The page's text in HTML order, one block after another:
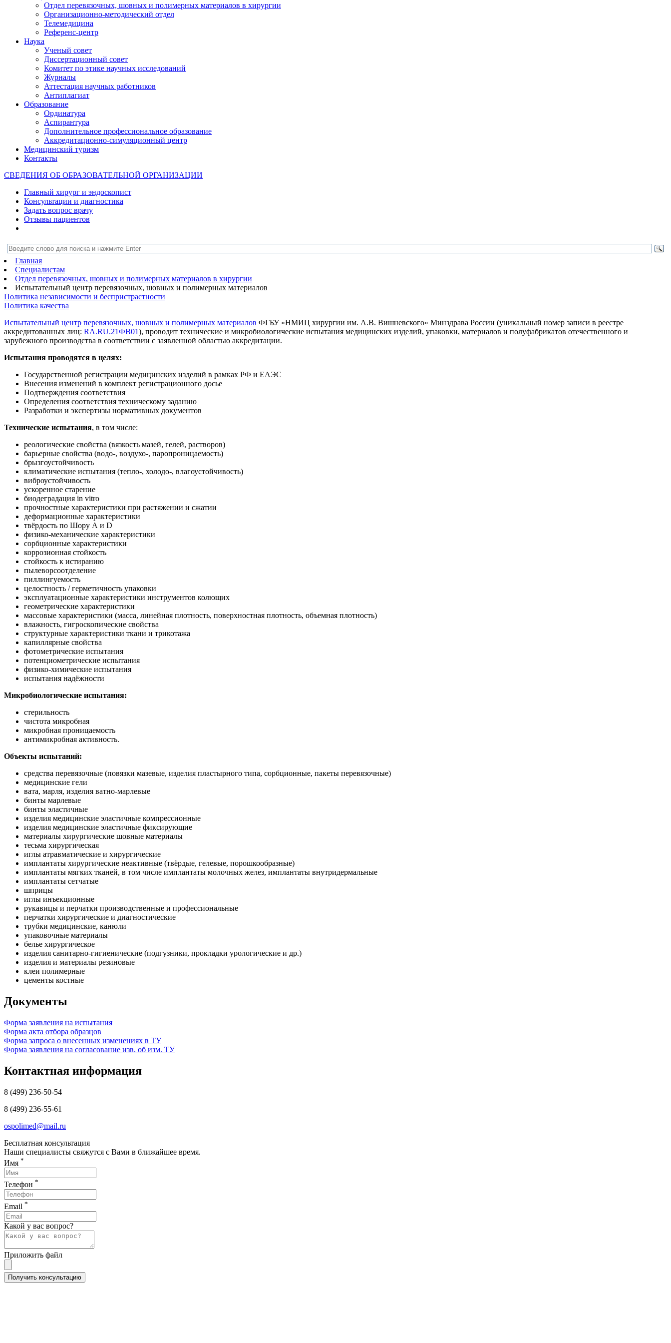
Отдел перевязочных, шовных и полимерных материалов в хирургии
Организационно-методический отдел
Телемедицина
Референс-центр
Наука
Ученый совет
Диссертационный совет
Комитет по этике научных исследований
Журналы
Аттестация научных работников
Антиплагиат
Образование
Ординатура
Аспирантура
Дополнительное профессиональное образование
Аккредитационно-симуляционный центр
Медицинский туризм
Контакты
СВЕДЕНИЯ ОБ ОБРАЗОВАТЕЛЬНОЙ ОРГАНИЗАЦИИ
Главный хирург и эндоскопист
Консультации и диагностика
Задать вопрос врачу
Отзывы пациентов
Главная
Специалистам
Отдел перевязочных, шовных и полимерных материалов в хирургии
Испытательный центр перевязочных, шовных и полимерных материалов
Политика независимости и беспристрастности
Политика качества
Испытательный центр перевязочных, шовных и полимерных материалов ФГБУ «НМИЦ хирургии им. А.В. Вишневского» Минздрава России (уникальный номер записи в реестре
аккредитованных лиц: RA.RU.21ФВ01), проводит технические и микробиологические испытания медицинских изделий, упаковки, материалов и полуфабрикатов отечественного и
зарубежного производства в соответствии с заявленной областью аккредитации.
Испытания проводятся в целях:
Государственной регистрации медицинских изделий в рамках РФ и ЕАЭС
Внесения изменений в комплект регистрационного досье
Подтверждения соответствия
Определения соответствия техническому заданию
Разработки и экспертизы нормативных документов
Технические испытания, в том числе:
реологические свойства (вязкость мазей, гелей, растворов)
барьерные свойства (водо-, воздухо-, паропроницаемость)
брызгоустойчивость
климатические испытания (тепло-, холодо-, влагоустойчивость)
виброустойчивость
ускоренное старение
биодеградация in vitro
прочностные характеристики при растяжении и сжатии
деформационные характеристики
твёрдость по Шору А и D
физико-механические характеристики
сорбционные характеристики
коррозионная стойкость
стойкость к истиранию
пылеворсоотделение
пиллингуемость
целостность / герметичность упаковки
эксплуатационные характеристики инструментов колющих
геометрические характеристики
массовые характеристики (масса, линейная плотность, поверхностная плотность, объемная плотность)
влажность, гигроскопические свойства
структурные характеристики ткани и трикотажа
капиллярные свойства
фотометрические испытания
потенциометрические испытания
физико-химические испытания
испытания надёжности
Микробиологические испытания:
стерильность
чистота микробная
микробная проницаемость
антимикробная активность.
Объекты испытаний:
средства перевязочные (повязки мазевые, изделия пластырного типа, сорбционные, пакеты перевязочные)
медицинские гели
вата, марля, изделия ватно-марлевые
бинты марлевые
бинты эластичные
изделия медицинские эластичные компрессионные
изделия медицинские эластичные фиксирующие
материалы хирургические шовные материалы
тесьма хирургическая
иглы атравматические и хирургические
имплантаты хирургические неактивные (твёрдые, гелевые, порошкообразные)
имплантаты мягких тканей, в том числе имплантаты молочных желез, имплантаты внутридермальные
имплантаты сетчатые
шприцы
иглы инъекционные
рукавицы и перчатки производственные и профессиональные
перчатки хирургические и диагностические
трубки медицинские, канюли
упаковочные материалы
белье хирургическое
изделия санитарно-гигиенические (подгузники, прокладки урологические и др.)
изделия и материалы резиновые
клеи полимерные
цементы костные
Документы
Форма заявления на испытания
Форма акта отбора образцов
Форма запроса о внесенных изменениях в ТУ
Форма заявления на согласование изв. об изм. ТУ
Контактная информация
8 (499) 236-50-54
8 (499) 236-55-61
ospolimed@mail.ru
Бесплатная консультация
Наши специалисты свяжутся с Вами в ближайшее время.
Имя *
Телефон *
Email *
Какой у вас вопрос?
Приложить файл